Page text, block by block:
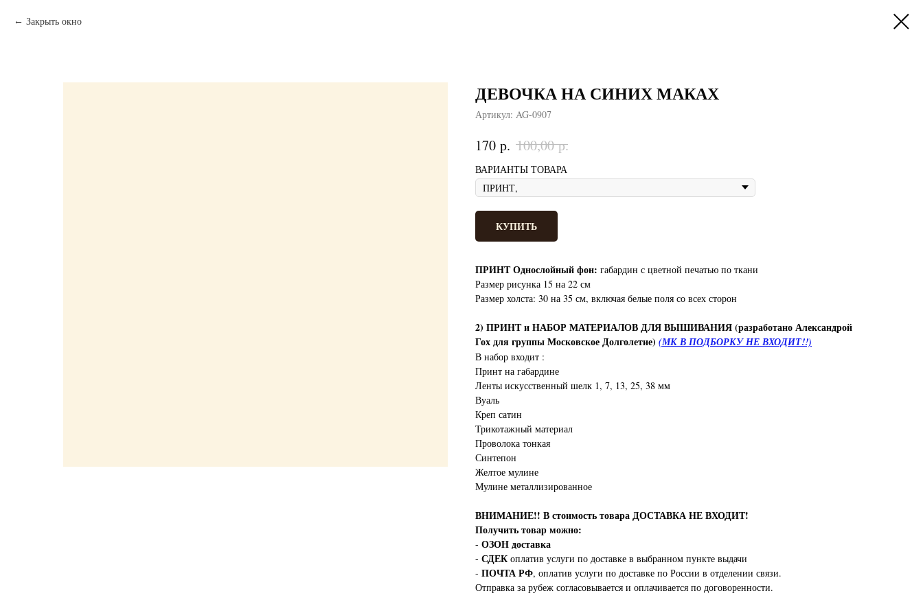
Закрыть окно
ДЕВОЧКА НА СИНИХ МАКАХ
Артикул: AG-0907
170 р. 100,00 р.
ВАРИАНТЫ ТОВАРА
КУПИТЬ
ПРИНТ Однослойный фон: габардин с цветной печатью по ткани
Размер рисунка 15 на 22 см
Размер холста: 30 на 35 см, включая белые поля со всех сторон
2) ПРИНТ и НАБОР МАТЕРИАЛОВ ДЛЯ ВЫШИВАНИЯ (разработано Александрой
Гох для группы Московское Долголетие) (МК В ПОДБОРКУ НЕ ВХОДИТ!!)
В набор входит :
Принт на габардине
Ленты искусственный шелк 1, 7, 13, 25, 38 мм
Вуаль
Креп сатин
Трикотажный материал
Проволока тонкая
Синтепон
Желтое мулине
Мулине металлизированное
ВНИМАНИЕ!! В стоимость товара ДОСТАВКА НЕ ВХОДИТ!
Получить товар можно:
- ОЗОН доставка
- СДЕК оплатив услуги по доставке в выбранном пункте выдачи
- ПОЧТА РФ, оплатив услуги по доставке по России в отделении связи.
Отправка за рубеж согласовывается и оплачивается по договоренности.